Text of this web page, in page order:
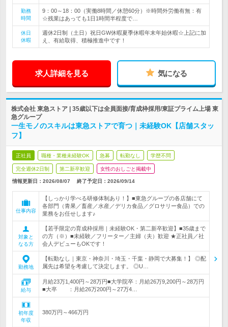
勤務
時間
9：00～18：00（実働8時間／休憩60分）※時間外労働有無：有
☆残業はあっても1日1時間半程度で…
休日
休暇
週休2日制（土日）祝日GW休暇夏季休暇年末年始休暇☆上記に加
え、有給取得、積極推進中です！
求人詳細を見る 気になる
株式会社 東急ストア | 35歳以下は全員面接/育成枠採用/東証プライム上場 東
急グループ
一生モノのスキルは東急ストアで育つ｜未経験OK【店舗スタッ
フ】
正社員 職種・業種未経験OK 急募 転勤なし 学歴不問
完全週休2日制 第二新卒歓迎 女性のおしごと掲載中
情報更新日：2026/08/07 終了予定日： 2026/09/14
仕事内容
【しっかり学べる研修体制あり！】■東急グループの各店舗にて
各部門（青果／畜産／水産／デリカ食品／グロサリー食品）での
業務をお任せします♪
対象と
なる方
【若手限定の育成枠採用｜未経験OK・第二新卒歓迎】■35歳まで
の方（※）■未経験／フリーター／主婦（夫）歓迎 ★正社員／社
会人デビューもOKです！
勤務地
【転勤なし｜東京・神奈川・埼玉・千葉・静岡で大募集！】 ◎配
属先は希望を考慮して決定します。 ◎U…
給与
月給23万1,400円～28万円■大学院卒：月給26万9,200円～28万円
■大卒 ：月給26万200円～27万4…
初年度
年収
380万円～466万円